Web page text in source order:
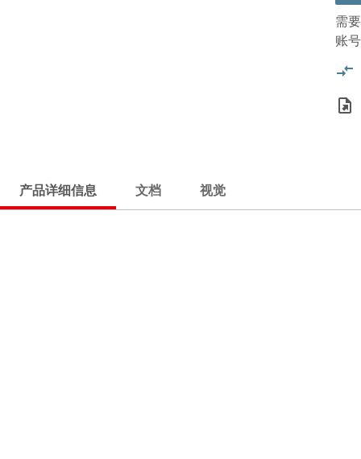
需
账号
产品详细信息 文档 视觉